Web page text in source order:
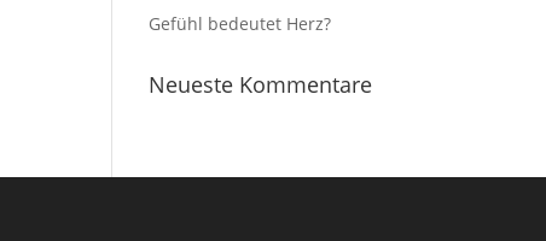
Gefühl bedeutet Herz?
Neueste Kommentare